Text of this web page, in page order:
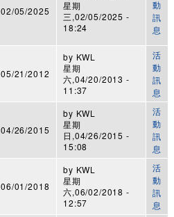
02/05/2025
星期
三,02/05/2025 -
18:24
動
訊
息
05/21/2012
by KWL
星期
六,04/20/2013 -
11:37
活
動
訊
息
04/26/2015
by KWL
星期
日,04/26/2015 -
15:08
活
動
訊
息
06/01/2018
by KWL
星期
六,06/02/2018 -
12:57
活
動
訊
息